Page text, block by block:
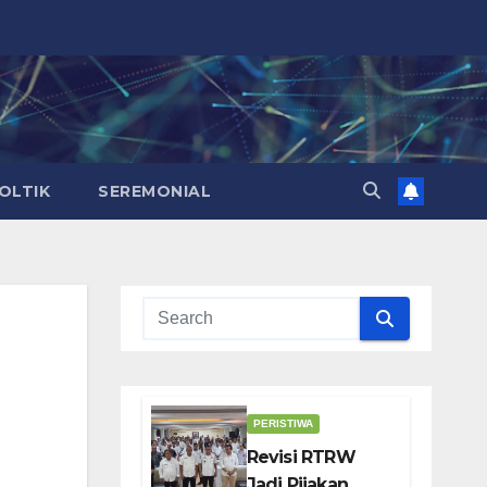
SEREMONIAL
PERISTIWA
Revisi RTRW